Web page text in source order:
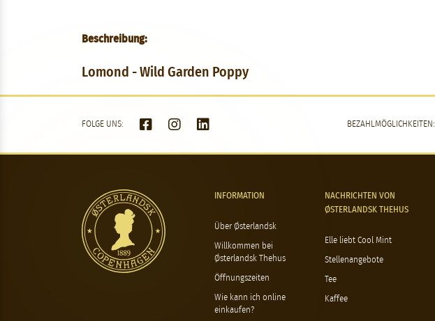
Beschreibung:
Lomond - Wild Garden Poppy
FOLGE UNS: BEZAHLMÖGLICHKEITEN:
INFORMATION
Über Østerlandsk
Willkommen bei
Østerlandsk Thehus
Öffnungszeiten
Wie kann ich online
einkaufen?
NACHRICHTEN VON
ØSTERLANDSK THEHUS
Elle liebt Cool Mint
Stellenangebote
Tee
Kaffee